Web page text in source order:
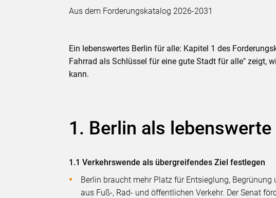
Aus dem Forderungskatalog 2026-2031
Ein lebenswertes Berlin für alle: Kapitel 1 des
Fahrrad als Schlüssel für eine gute Stadt für alle" zeigt,
kann.
1. Berlin als
1.1 Verkehrswende als übergreifendes Ziel festlegen
Berlin braucht mehr Platz für Entsieglung,
aus Fuß-, Rad- und öffentlichen Verkehr. Der Senat